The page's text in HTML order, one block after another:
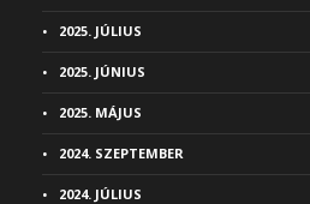
2025. JÚLIUS
2025. JÚNIUS
2025. MÁJUS
2024. SZEPTEMBER
2024. JÚLIUS